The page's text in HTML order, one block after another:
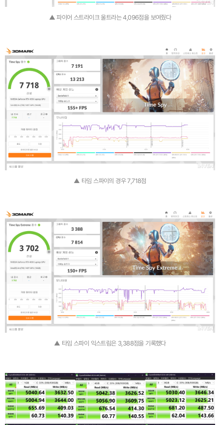
▲ 파이어 스트라이크 울트라는 4,096점을 보여줬다
▲ 타임 스파이의 경우 7,718점
▲ 타임 스파이 익스트림은 3,388점을 기록했다